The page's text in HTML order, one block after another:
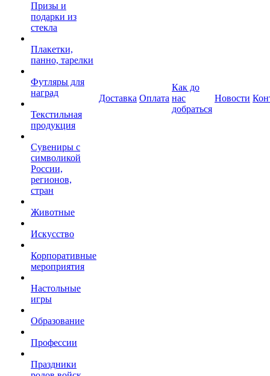
Призы и
подарки из
стекла
Плакетки,
панно, тарелки
Футляры для
наград
Текстильная
продукция
Сувениры с
символикой
России,
регионов,
стран
Животные
Искусство
Корпоративные
мероприятия
Настольные
игры
Образование
Профессии
Праздники
Доставка Оплата
Как до
нас
добраться
Новости